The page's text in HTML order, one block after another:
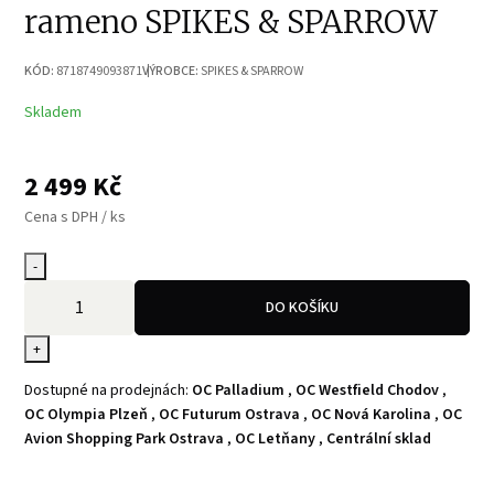
rameno SPIKES & SPARROW
KÓD: 8718749093871VÝROBCE: SPIKES & SPARROW
Skladem
2 499 Kč
Cena s DPH / ks
-
+
DO KOŠÍKU
Dostupné na prodejnách: OC Palladium , OC Westfield Chodov ,
OC Olympia Plzeň , OC Futurum Ostrava , OC Nová Karolina , OC
Avion Shopping Park Ostrava , OC Letňany , Centrální sklad